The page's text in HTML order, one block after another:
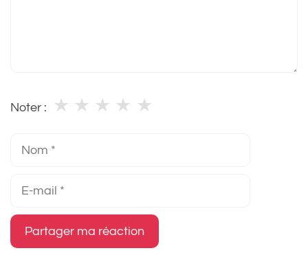
Noter : ★
★
★
★
★